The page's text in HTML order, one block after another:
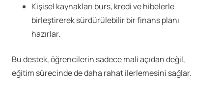
Kişisel kaynakları burs, kredi ve hibelerle
birleştirerek sürdürülebilir bir finans planı
hazırlar.
Bu destek, öğrencilerin sadece mali açıdan değil,
eğitim sürecinde de daha rahat ilerlemesini sağlar.